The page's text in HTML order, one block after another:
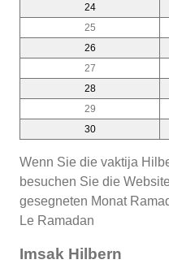
24
25
26
27
28
29
30
Wenn Sie die vaktija
besuchen Sie die
gesegneten Monat
Le Ramadan
Imsak Hilbern